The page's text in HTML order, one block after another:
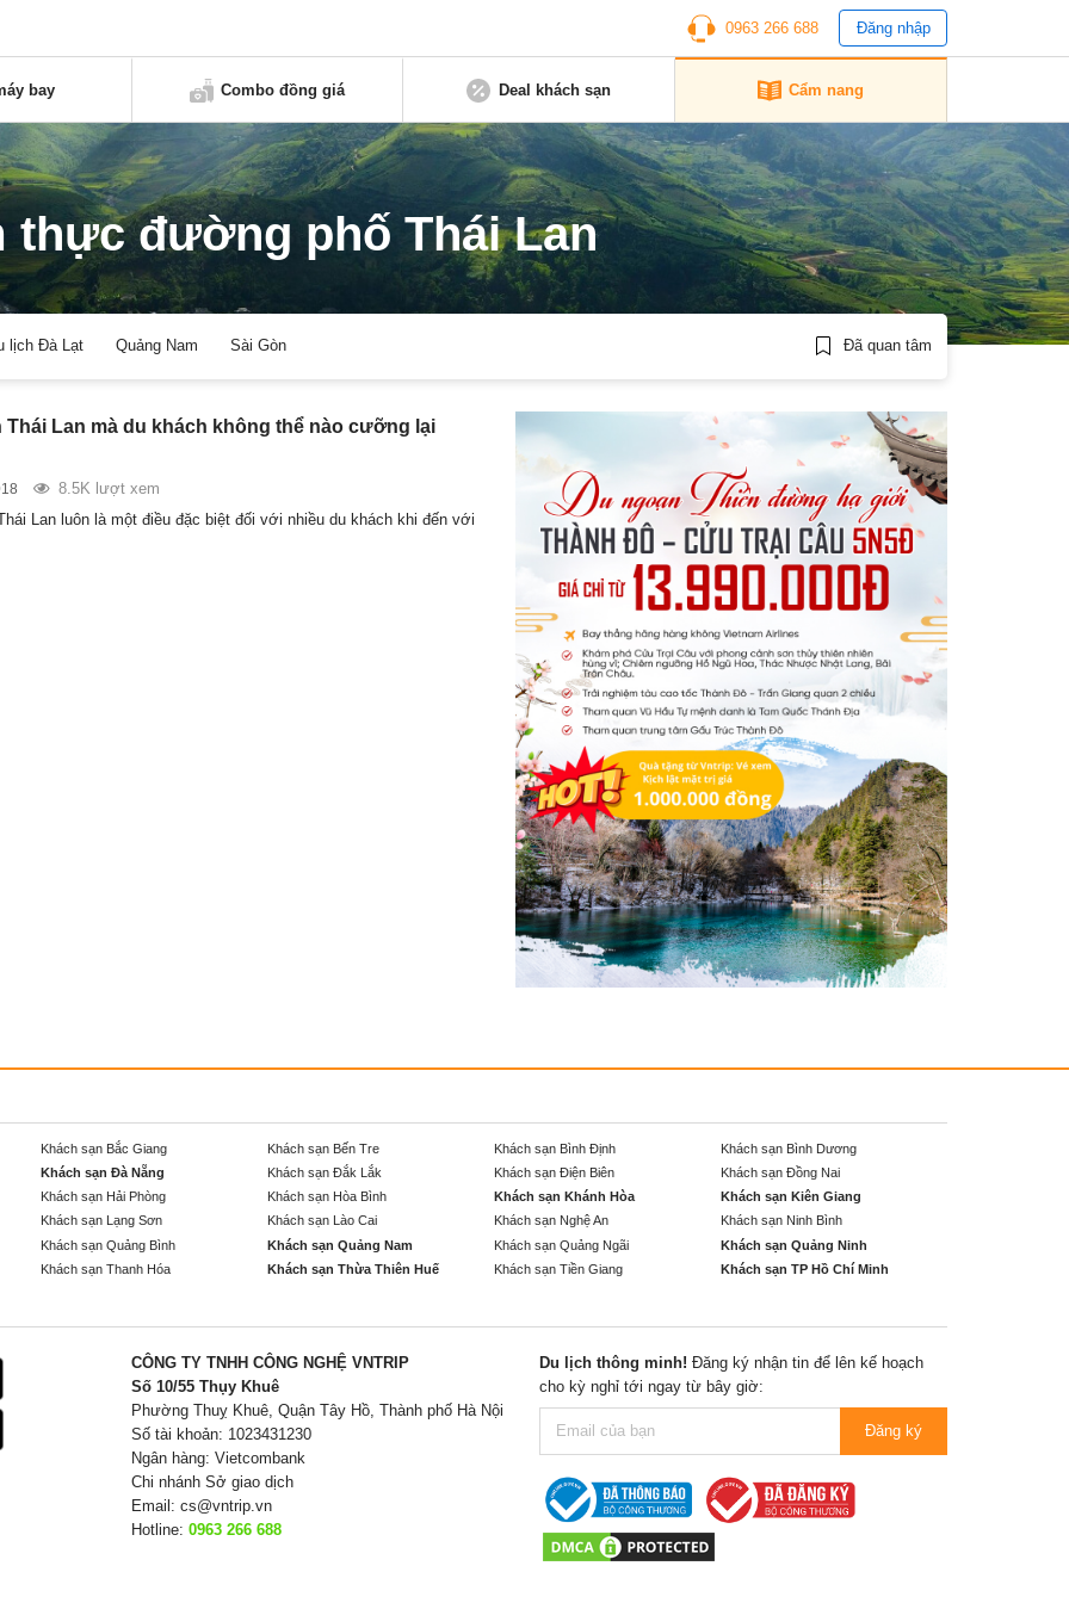
0963 266 688 Đăng nhập
bay Combo đồng giá Deal khách sạn Cẩm nang
thực đường phố Thái Lan
lịch Đà Lạt Quảng Nam Sài Gòn Đã quan tâm
Thái Lan mà du khách không thể nào cưỡng lại
8.5K lượt xem
Lan luôn là một điều đặc biệt đối với nhiều du khách khi đến với
Khách sạn Bắc Giang Khách sạn Bến Tre Khách sạn Bình Định
Khách sạn Bình Dương
Khách sạn Đà Nẵng
Khách sạn Đắk Lắk Khách sạn Điện Biên
Khách sạn Đồng Nai
Khách sạn Hải Phòng
Khách sạn Hòa Bình Khách sạn Khánh Hòa
Khách sạn Kiên Giang
Khách sạn Lạng Sơn
Khách sạn Lào Cai Khách sạn Nghệ An
Khách sạn Ninh Bình
Khách sạn Quảng Bình
Khách sạn Quảng Nam Khách sạn Quảng Ngãi
Khách sạn Quảng Ninh
Khách sạn Thanh Hóa
Khách sạn Thừa Thiên Huế Khách sạn Tiền Giang Khách sạn TP Hồ Chí Minh
CÔNG TY TNHH CÔNG NGHỆ VNTRIP
Số 10/55 Thụy Khuê
Phường Thuỵ Khuê, Quận Tây Hồ, Thành phố Hà Nội
Số tài khoản: 1023431230
Ngân hàng: Vietcombank
Chi nhánh Sở giao dịch
Email: cs@vntrip.vn
Hotline: 0963 266 688
Du lịch thông minh! Đăng ký nhận tin để lên kế hoạch
cho kỳ nghỉ tới ngay từ bây giờ:
Đăng ký